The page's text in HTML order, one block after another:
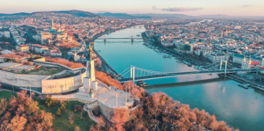
全球合同工入职与管理
PEO
外包复杂雇佣任务
基础设施
Remote Embedded
将人力资源无缝融入工作流程
了解我们的竞争优势
成长阶段
初创企业
为成长型企业量身打造的全球敏捷型人力资源与薪资解决方案
中型市场
通过定制化人力资源解决方案扩展团队
合同工薪酬结算计算器
探索全球合同工的结算货币选项与结算速度
通过 REMOTE 学习
研究与指引
案例研究
English
Nederlands
Français
Deutsch
Español
登录